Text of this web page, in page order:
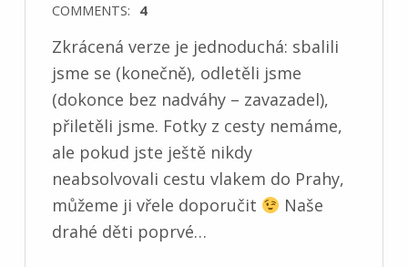
COMMENTS: 4
Zkrácená verze je jednoduchá: sbalili
jsme se (konečně), odletěli jsme
(dokonce bez nadváhy – zavazadel),
přiletěli jsme. Fotky z cesty nemáme,
ale pokud jste ještě nikdy
neabsolvovali cestu vlakem do Prahy,
můžeme ji vřele doporučit
Naše
drahé děti poprvé…